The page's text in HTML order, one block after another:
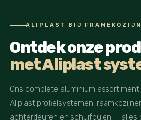
ALIPLAST BIJ FRAMEKOZIJN
Ontdek onze
met Aliplast
Ons complete aluminium
Aliplast profielsystemen:
achterdeuren en schuifpuien — alles